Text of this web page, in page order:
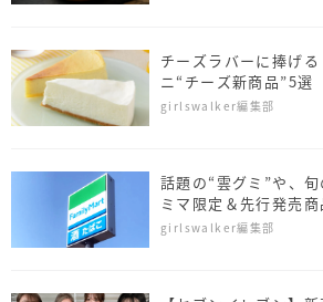
チーズラバーに捧げ
ニ“チーズ新商品”5選
girlswalker編集部
話題の“雲グミ”や、
ミマ限定＆先行発売
girlswalker編集部